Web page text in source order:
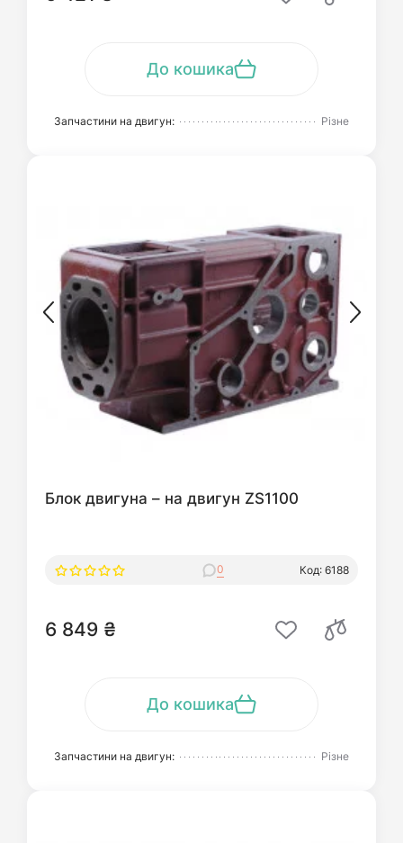
До кошика
Запчастини на двигун: Різне
Блок двигуна – на двигун ZS1100
0 Код: 6188
6 849 ₴
До кошика
Запчастини на двигун: Різне